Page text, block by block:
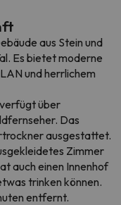
aus Stein und
Es bietet moderne
und herrlichem
über
Das
ausgestattet.
Zimmer
auch einen Innenhof
trinken können.
entfernt.